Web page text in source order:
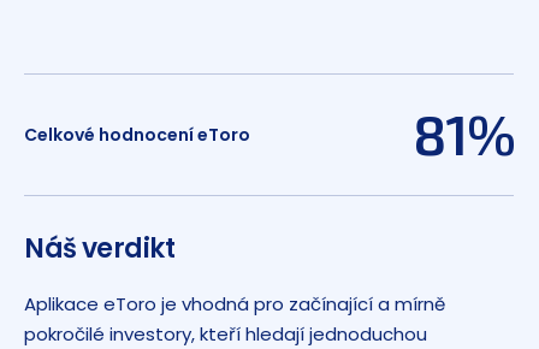
Celkové hodnocení eToro 81%
Náš verdikt
Aplikace eToro je vhodná pro začínající a mírně
pokročilé investory, kteří hledají jednoduchou